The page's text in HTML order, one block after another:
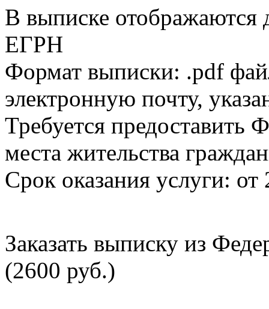
В выписке
ЕГРН
Формат выписки: .pdf
электронную почту,
Требуется
места жительства
Срок оказания услуги: от
Заказать выписку из
(2600 руб.)